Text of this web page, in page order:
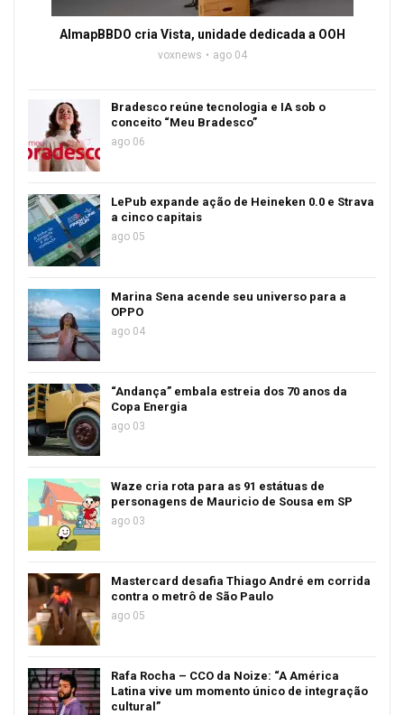
AlmapBBDO cria Vista, unidade dedicada a OOH
voxnews ago 04
Bradesco reúne tecnologia e IA sob o
conceito “Meu Bradesco”
ago 06
LePub expande ação de Heineken 0.0 e Strava
a cinco capitais
ago 05
Marina Sena acende seu universo para a
OPPO
ago 04
“Andança” embala estreia dos 70 anos da
Copa Energia
ago 03
Waze cria rota para as 91 estátuas de
personagens de Mauricio de Sousa em SP
ago 03
Mastercard desafia Thiago André em corrida
contra o metrô de São Paulo
ago 05
Rafa Rocha – CCO da Noize: “A América
Latina vive um momento único de integração
cultural”